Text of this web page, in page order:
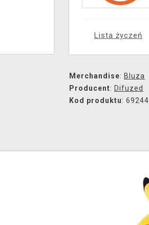
Lista życzeń
Merchandise: Bluza
Producent: Difuzed
Kod produktu: 69244